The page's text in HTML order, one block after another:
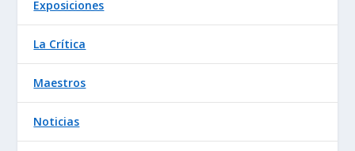
Exposiciones
La Crítica
Maestros
Noticias